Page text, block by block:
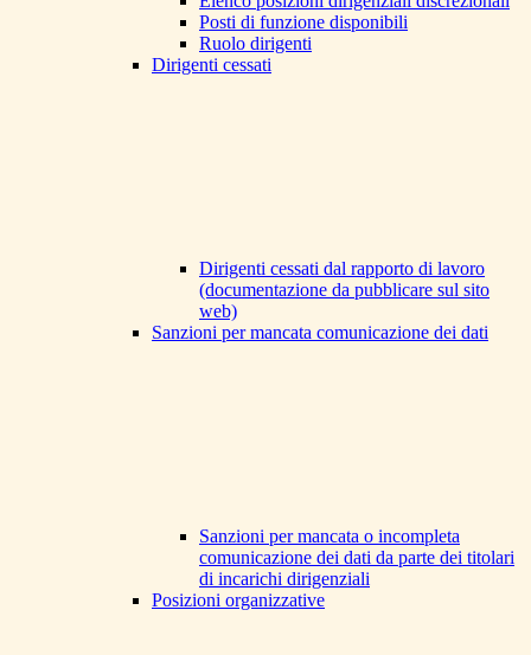
Posti di funzione disponibili
Ruolo dirigenti
Dirigenti cessati
Dirigenti cessati dal rapporto di lavoro
(documentazione da pubblicare sul sito
web)
Sanzioni per mancata comunicazione dei dati
Sanzioni per mancata o incompleta
comunicazione dei dati da parte dei titolari
di incarichi dirigenziali
Posizioni organizzative